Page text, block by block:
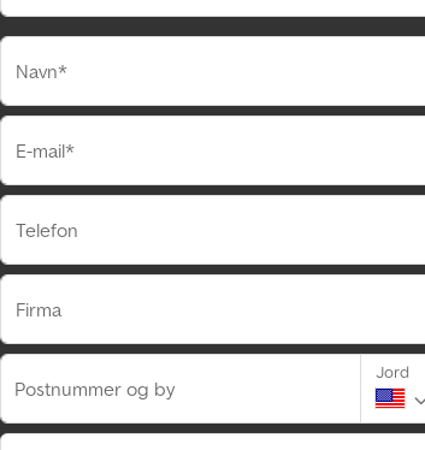
Navn*
E-mail*
Telefon
Firma
Postnummer og by
Jord